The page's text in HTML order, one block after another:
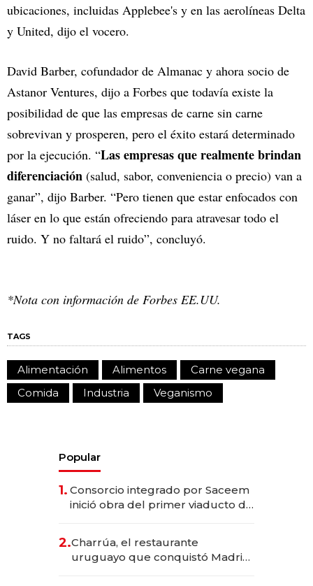
ubicaciones, incluidas Applebee's y en las aerolíneas Delta
y United, dijo el vocero.
David Barber, cofundador de Almanac y ahora socio de
Astanor Ventures, dijo a Forbes que todavía existe la
posibilidad de que las empresas de carne sin carne
sobrevivan y prosperen, pero el éxito estará determinado
por la ejecución. “Las empresas que realmente brindan
diferenciación (salud, sabor, conveniencia o precio) van a
ganar”, dijo Barber. “Pero tienen que estar enfocados con
láser en lo que están ofreciendo para atravesar todo el
ruido. Y no faltará el ruido”, concluyó.
*Nota con información de Forbes EE.UU.
TAGS
Alimentación Alimentos
Carne vegana
Comida
Industria Veganismo
Popular
1. Consorcio integrado por Saceem
inició obra del primer viaducto de
millones
2.Charrúa, el restaurante
uruguayo que conquistó Madrid: